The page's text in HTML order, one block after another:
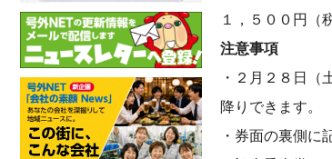
１，５００円（
注意事項
・２月２８日（
降りできます。
・券面の裏側に